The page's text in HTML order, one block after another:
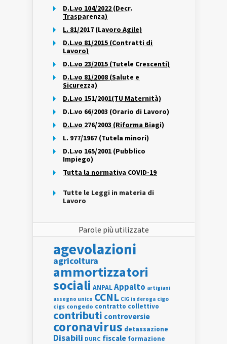
D.L.vo 104/2022 (Decr.
Trasparenza)
L. 81/2017 (Lavoro Agile)
D.L.vo 81/2015 (Contratti di
Lavoro)
D.L.vo 23/2015 (Tutele Crescenti)
D.L.vo 81/2008 (Salute e
Sicurezza)
D.L.vo 151/2001(TU Maternità)
D.L.vo 66/2003 (Orario di Lavoro)
D.L.vo 276/2003 (Riforma Biagi)
L. 977/1967 (Tutela minori)
D.L.vo 165/2001 (Pubblico
Impiego)
Tutta la normativa COVID-19
Tutte le Leggi in materia di
Lavoro
Parole più utilizzate
agevolazioni
agricoltura
ammortizzatori
sociali ANPALAppalto artigiani
assegno unico CCNL CIG in deroga cigo
cigs congedo contratto collettivo
contributi controversie
coronavirus detassazione
Disabili DURC fiscale formazione